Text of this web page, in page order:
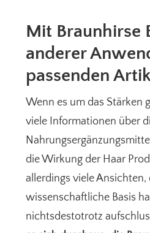
Mit Braunhirse
anderer
passenden
Wenn es um das Stärken
viele Informationen über
die Wirkung der Haar
allerdings viele
wissenschaftliche Basis
nichtsdestotrotz